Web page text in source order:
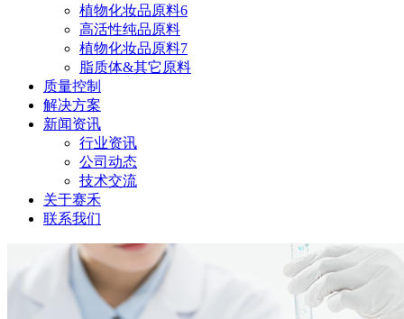
植物化妆品原料6
高活性纯品原料
植物化妆品原料7
脂质体&其它原料
质量控制
解决方案
新闻资讯
行业资讯
公司动态
技术交流
关于赛禾
联系我们